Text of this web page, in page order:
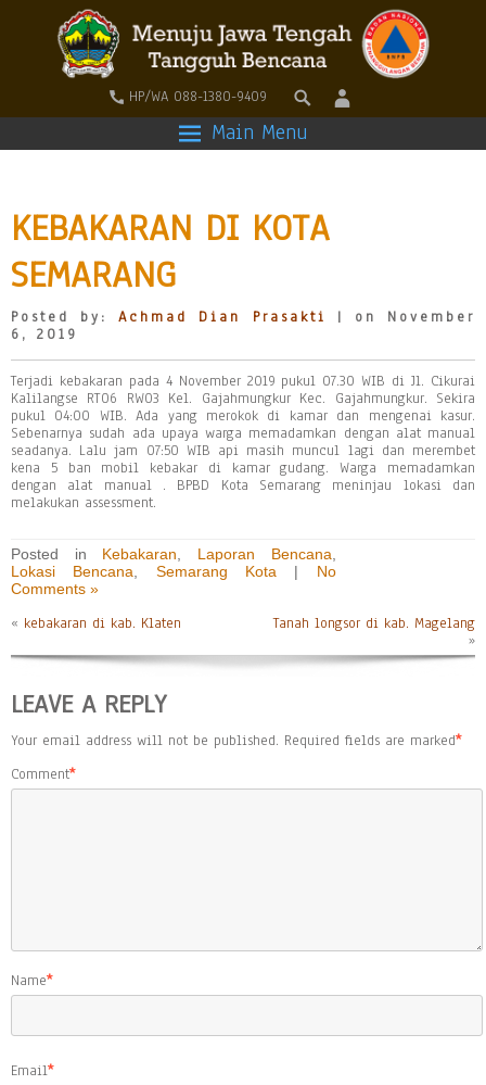
HP/WA 088-1380-9409
Main Menu
KEBAKARAN DI KOTA
SEMARANG
Posted by:Achmad Dian Prasakti
| on November
6, 2019
Terjadi kebakaran pada 4 November 2019 pukul 07.30 WIB di Jl. Cikurai
Kalilangse RT06 RW03 Kel. Gajahmungkur Kec. Gajahmungkur. Sekira
pukul 04:00 WIB. Ada yang merokok di kamar dan mengenai kasur.
Sebenarnya sudah ada upaya warga memadamkan dengan alat manual
seadanya. Lalu jam 07:50 WIB api masih muncul lagi dan merembet
kena 5 ban mobil kebakar di kamar gudang. Warga memadamkan
dengan alat manual . BPBD Kota Semarang meninjau lokasi dan
melakukan assessment.
Posted in Kebakaran Laporan Bencana
Lokasi Bencana
Semarang Kota | No
Comments »
« kebakaran di kab. Klaten
Tanah longsor di kab. Magelang
»
LEAVE A REPLY
Your email address will not be published. Required fields are marked*
Comment*
Name*
Email*